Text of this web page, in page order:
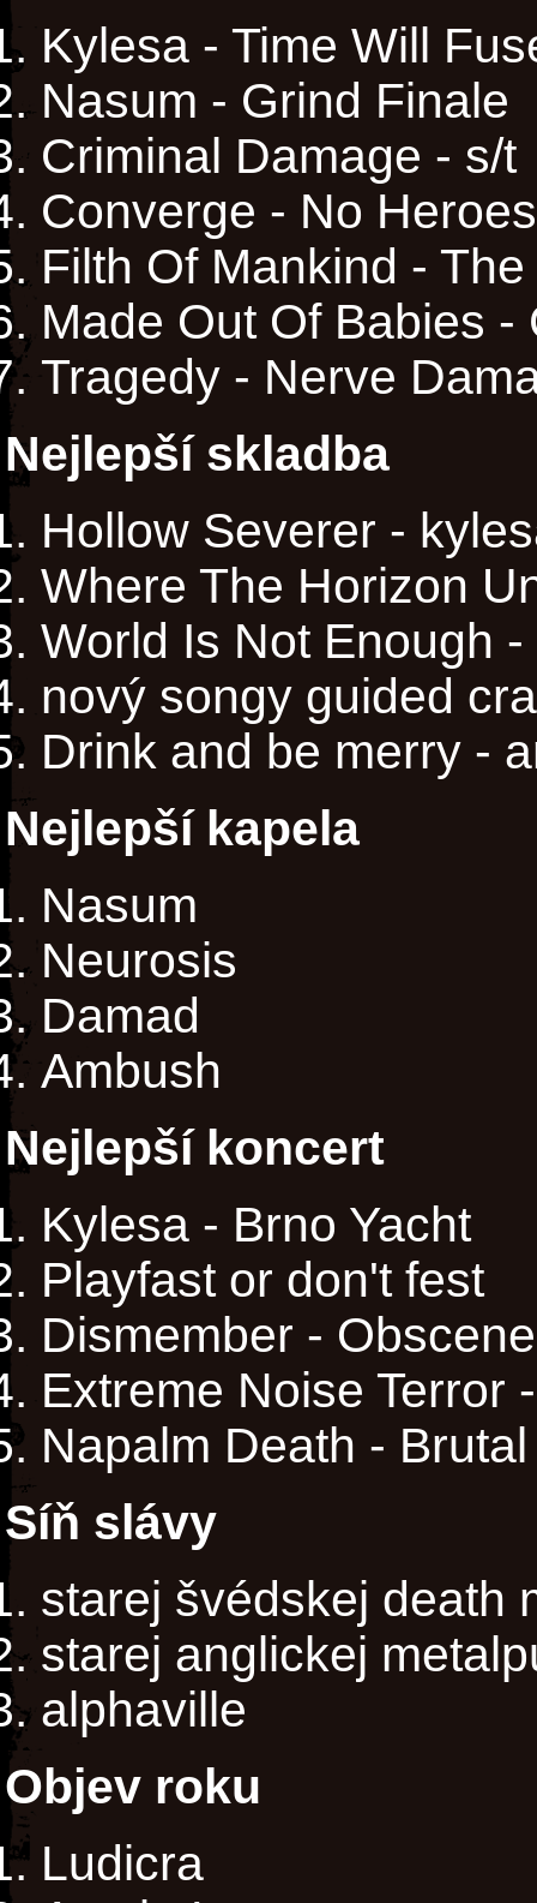
Kylesa - Time Will
Nasum - Grind Finale
Criminal Damage - s/t
Converge - No Heroes
Filth Of Mankind -
Made Out Of Babies -
Tragedy - Nerve
Nejlepší skladba
Hollow Severer -
Where The Horizon
World Is Not Enough
nový songy guided
Drink and be merry -
Nejlepší kapela
Nasum
Neurosis
Damad
Ambush
Nejlepší koncert
Kylesa - Brno Yacht
Playfast or don't fest
Dismember -
Extreme Noise Terror
Napalm Death -
Síň slávy
starej švédskej death
starej anglickej
alphaville
Objev roku
Ludicra